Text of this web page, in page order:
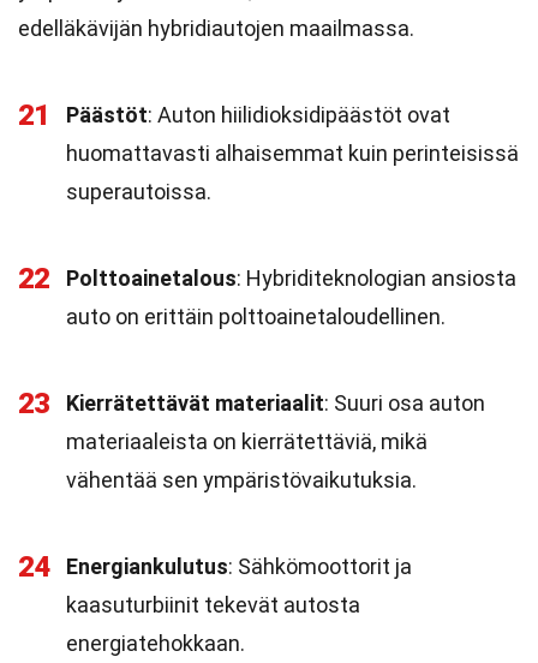
edelläkävijän hybridiautojen maailmassa.
21 Päästöt: Auton hiilidioksidipäästöt ovat
huomattavasti alhaisemmat kuin perinteisissä
superautoissa.
22 Polttoainetalous: Hybriditeknologian ansiosta
auto on erittäin polttoainetaloudellinen.
23 Kierrätettävät materiaalit: Suuri osa auton
materiaaleista on kierrätettäviä, mikä
vähentää sen ympäristövaikutuksia.
24 Energiankulutus: Sähkömoottorit ja
kaasuturbiinit tekevät autosta
energiatehokkaan.